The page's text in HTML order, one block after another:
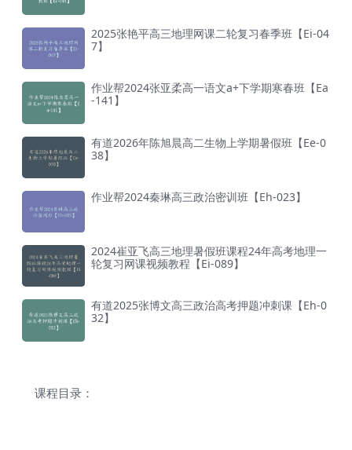
2025张艳平高三地理网课二轮复习春季班【Ei-04
7】
作业帮2024张亚柔高一语文a+下学期寒春班【Ea
-141】
有道2026年陈旭晨高二生物上学期暑假班【Ee-0
38】
作业帮2024秦琳高三政治密训班【Eh-023】
2024崔亚飞高三地理暑假班课程24年高考地理一
轮复习网课视频教程【Ei-089】
有道2025张博文高三政治高考押题冲刺课【Eh-0
32】
课程目录：